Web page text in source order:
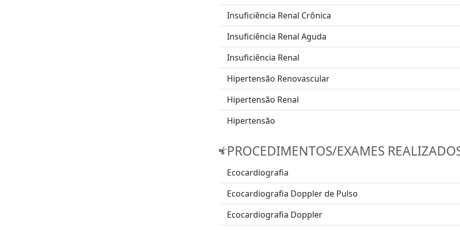
Insuficiência Renal Crônica
Insuficiência Renal Aguda
Insuficiência Renal
Hipertensão Renovascular
Hipertensão Renal
Hipertensão
PROCEDIMENTOS/EXAMES
Ecocardiografia
Ecocardiografia Doppler de Pulso
Ecocardiografia Doppler